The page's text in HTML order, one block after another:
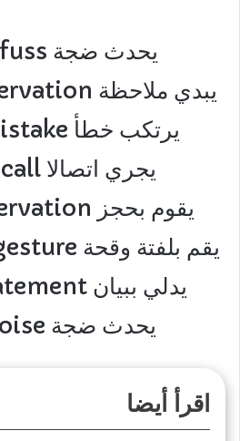
Make a fuss يحدث ضجة
Make an observation يبدي ملاحظة
Make a mistake يرتكب خطأ
Make a call يجري اتصالا
Make a reservation يقوم بحجز
Make a rude gesture يقم بلفتة وقحة
Make a statement يدلي ببيان
Make noise يحدث ضجة
اقرأ أيضا